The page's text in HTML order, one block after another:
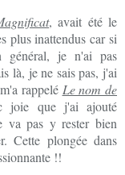
, avait été le
plus inattendus car si
général, je n'ai pas
là, je ne sais pas, j'ai
rappelé Le nom de
joie que j'ai ajouté
pas y rester bien
Cette plongée dans
!!